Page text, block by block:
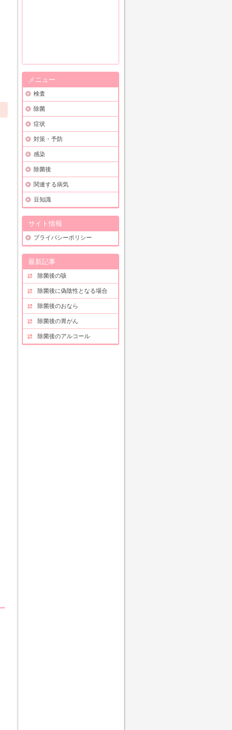
メニュー
検査
除菌
症状
対策・予防
感染
除菌後
関連する病気
豆知識
サイト情報
プライバシーポリシー
最新記事
除菌後の咳
除菌後に偽陰性となる場合
除菌後のおなら
除菌後の胃がん
除菌後のアルコール